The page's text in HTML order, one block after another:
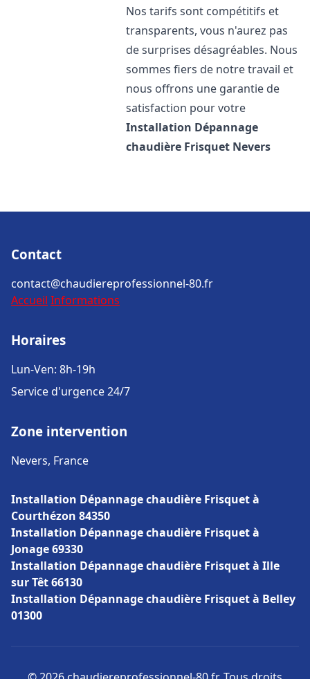
Nos tarifs sont compétitifs et
transparents, vous n'aurez pas
de surprises désagréables. Nous
sommes fiers de notre travail et
nous offrons une garantie de
satisfaction pour votre
Installation Dépannage
chaudière Frisquet Nevers
Contact
contact@chaudiereprofessionnel-80.fr
Accueil Informations
Horaires
Lun-Ven: 8h-19h
Service d'urgence 24/7
Zone intervention
Nevers, France
Installation Dépannage chaudière Frisquet à
Courthézon 84350
Installation Dépannage chaudière Frisquet à
Jonage 69330
Installation Dépannage chaudière Frisquet à Ille
sur Têt 66130
Installation Dépannage chaudière Frisquet à Belley
01300